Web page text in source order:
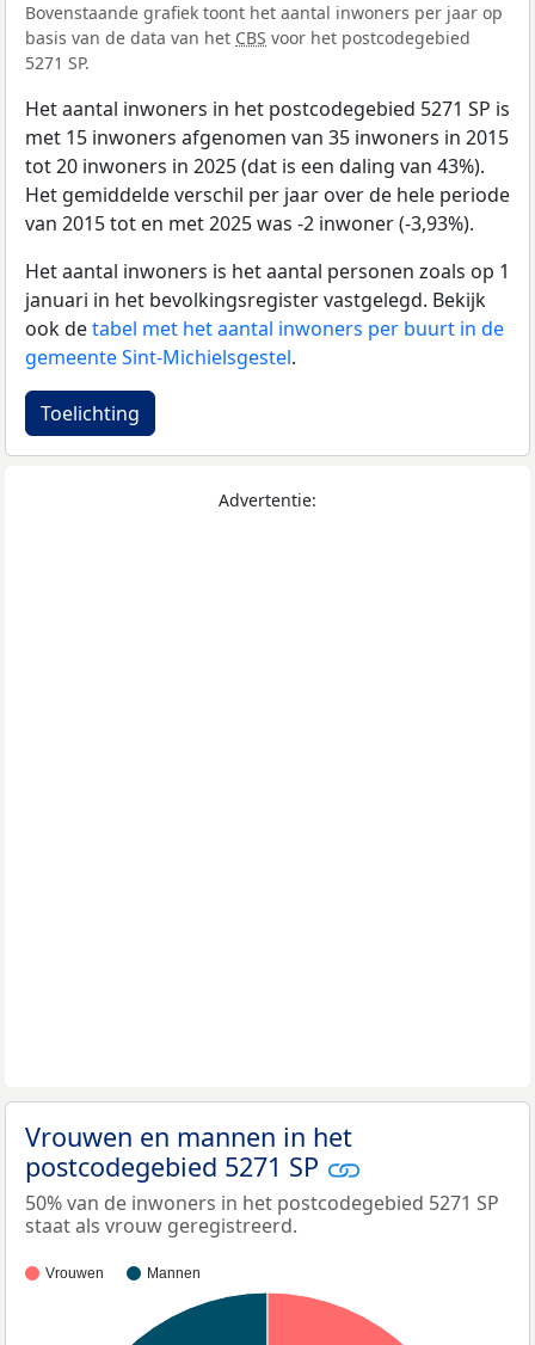
Bovenstaande grafiek toont het aantal inwoners per jaar op
basis van de data van het CBS voor het postcodegebied
5271 SP.
Het aantal inwoners in het postcodegebied 5271 SP is
met 15 inwoners afgenomen van 35 inwoners in 2015
tot 20 inwoners in 2025 (dat is een daling van 43%).
Het gemiddelde verschil per jaar over de hele periode
van 2015 tot en met 2025 was -2 inwoner (-3,93%).
Het aantal inwoners is het aantal personen zoals op 1
januari in het bevolkingsregister vastgelegd. Bekijk
ook detabel met het aantal inwoners per buurt in de
gemeente Sint-Michielsgestel.
Toelichting
Advertentie:
Vrouwen en mannen in het
postcodegebied 5271 SP
50% van de inwoners in het postcodegebied 5271 SP
staat als vrouw geregistreerd.
Vrouwen Mannen